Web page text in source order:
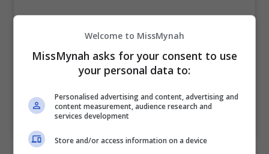
Welcome to MissMynah
MissMynah asks for your consent to use
your personal data to:
Personalised advertising and content, advertising and
content measurement, audience research and
services development
Store and/or access information on a device